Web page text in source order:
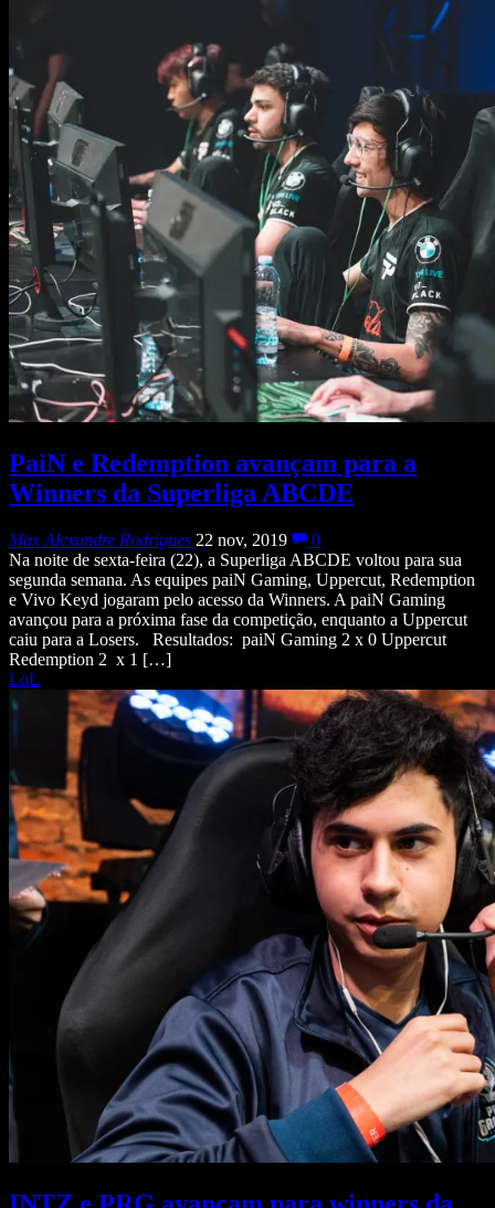
PaiN e Redemption avançam para a
Winners da Superliga ABCDE
Max Alexandre Rodrigues 22 nov, 2019
0
Na noite de sexta-feira (22), a Superliga ABCDE voltou para sua
segunda semana. As equipes paiN Gaming, Uppercut, Redemption
e Vivo Keyd jogaram pelo acesso da Winners. A paiN Gaming
avançou para a próxima fase da competição, enquanto a Uppercut
caiu para a Losers. Resultados: paiN Gaming 2 x 0 Uppercut
Redemption 2 x 1 […]
LoL